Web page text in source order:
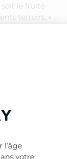
le fruité
terroirs. »
qui
bel équilibre
justesse.
»
2018,
se
l’âge
votre